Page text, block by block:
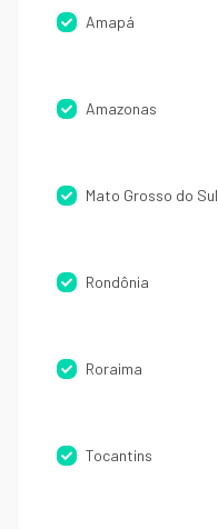
Amapá
Amazonas
Mato Grosso do Sul
Rondônia
Roraima
Tocantins